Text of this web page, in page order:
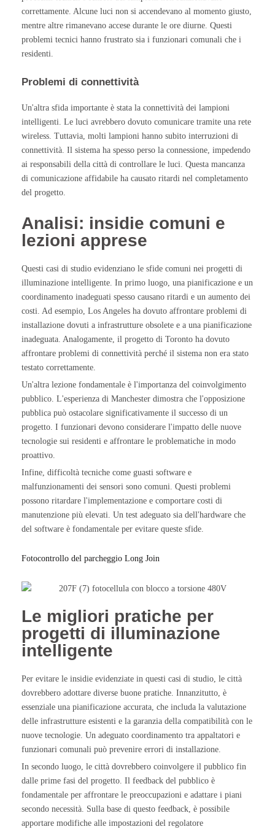
correttamente. Alcune luci non si accendevano al momento giusto,
mentre altre rimanevano accese durante le ore diurne. Questi
problemi tecnici hanno frustrato sia i funzionari comunali che i
residenti.
Problemi di connettività
Un'altra sfida importante è stata la connettività dei lampioni
intelligenti. Le luci avrebbero dovuto comunicare tramite una rete
wireless. Tuttavia, molti lampioni hanno subito interruzioni di
connettività. Il sistema ha spesso perso la connessione, impedendo
ai responsabili della città di controllare le luci. Questa mancanza
di comunicazione affidabile ha causato ritardi nel completamento
del progetto.
Analisi: insidie comuni e
lezioni apprese
Questi casi di studio evidenziano le sfide comuni nei progetti di
illuminazione intelligente. In primo luogo, una pianificazione e un
coordinamento inadeguati spesso causano ritardi e un aumento dei
costi. Ad esempio, Los Angeles ha dovuto affrontare problemi di
installazione dovuti a infrastrutture obsolete e a una pianificazione
inadeguata. Analogamente, il progetto di Toronto ha dovuto
affrontare problemi di connettività perché il sistema non era stato
testato correttamente.
Un'altra lezione fondamentale è l'importanza del coinvolgimento
pubblico. L'esperienza di Manchester dimostra che l'opposizione
pubblica può ostacolare significativamente il successo di un
progetto. I funzionari devono considerare l'impatto delle nuove
tecnologie sui residenti e affrontare le problematiche in modo
proattivo.
Infine, difficoltà tecniche come guasti software e
malfunzionamenti dei sensori sono comuni. Questi problemi
possono ritardare l'implementazione e comportare costi di
manutenzione più elevati. Un test adeguato sia dell'hardware che
del software è fondamentale per evitare queste sfide.
Fotocontrollo del parcheggio Long Join
Le migliori pratiche per
progetti di illuminazione
intelligente
Per evitare le insidie evidenziate in questi casi di studio, le città
dovrebbero adottare diverse buone pratiche. Innanzitutto, è
essenziale una pianificazione accurata, che includa la valutazione
delle infrastrutture esistenti e la garanzia della compatibilità con le
nuove tecnologie. Un adeguato coordinamento tra appaltatori e
funzionari comunali può prevenire errori di installazione.
In secondo luogo, le città dovrebbero coinvolgere il pubblico fin
dalle prime fasi del progetto. Il feedback del pubblico è
fondamentale per affrontare le preoccupazioni e adattare i piani
secondo necessità. Sulla base di questo feedback, è possibile
apportare modifiche alle impostazioni del regolatore